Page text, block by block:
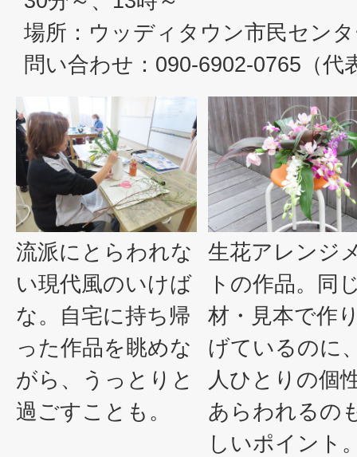
場所：ウッディタウン市民セン
問い合わせ：090-6902-0765（代
流派にとらわれな
い現代風のいけば
な。自宅に持ち帰
った作品を眺めな
がら、うっとりと
過ごすことも。
生花アレンジ
トの作品。同
材・見本で作
げているのに
人ひとりの個
あらわれるの
しいポイント